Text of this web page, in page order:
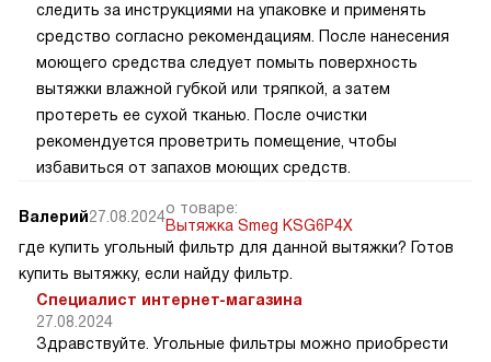
следить за инструкциями на упаковке и применять
средство согласно рекомендациям. После нанесения
моющего средства следует помыть поверхность
вытяжки влажной губкой или тряпкой, а затем
протереть ее сухой тканью. После очистки
рекомендуется проветрить помещение, чтобы
избавиться от запахов моющих средств.
Валерий27.08.2024о товаре:
Вытяжка Smeg KSG6P4X
где купить угольный фильтр для данной вытяжки? Готов
купить вытяжку, если найду фильтр.
Специалист интернет-магазина
27.08.2024
Здравствуйте. Угольные фильтры можно приобрести